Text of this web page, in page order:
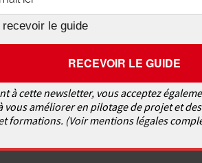
le guide
à cette newsletter, vous acceptez
vous améliorer en pilotage de projet et
formations. (Voir mentions légales